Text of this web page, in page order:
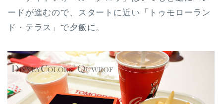
ードが進むので、スタートに近い「トゥモローラン
ド・テラス」で夕飯に。